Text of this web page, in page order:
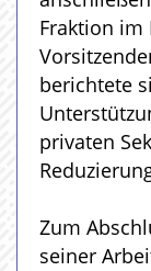
Fraktion im
berichtete
privaten
Zum
seiner